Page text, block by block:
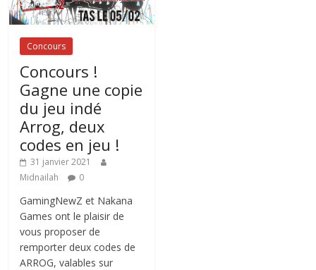
Concours
Concours !
Gagne une copie
du jeu indé
Arrog, deux
codes en jeu !
31 janvier 2021
Midnailah
0
GamingNewZ et Nakana
Games ont le plaisir de
vous proposer de
remporter deux codes de
ARROG, valables sur